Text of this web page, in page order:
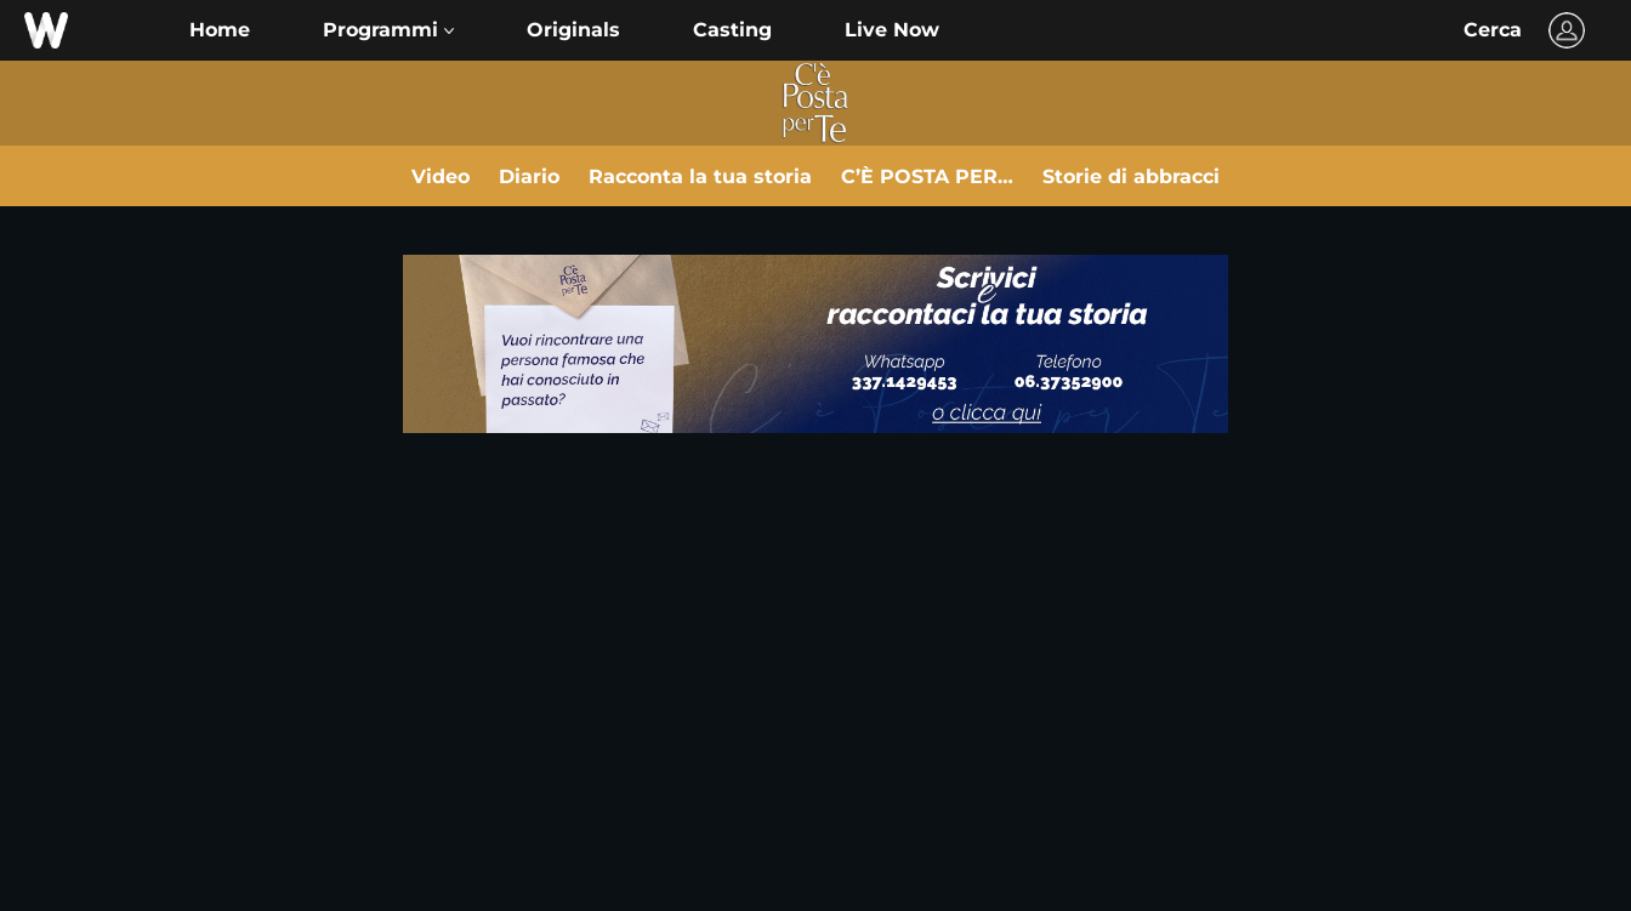
Home Originals Casting Live Now Cerca
Video Diario Racconta la tua storia C’È POSTA PER… Storie di abbracci